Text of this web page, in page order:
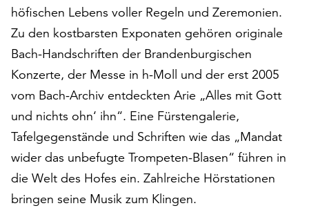
die
Schaltfläche
„Cookie-
Einstellungen“
zur
Verfügung.
Funktionale
Cookies
werden
auch
ohne
Ihr
Einverständnis
höfischen Lebens voller Regeln und Zeremonien.
Zu den kostbarsten Exponaten gehören originale
Bach-Handschriften der Brandenburgischen
Konzerte, der Messe in h-Moll und der erst 2005
vom Bach-Archiv entdeckten Arie „Alles mit Gott
und nichts ohn‘ ihn“. Eine Fürstengalerie,
Tafelgegenstände und Schriften wie das „Mandat
wider das unbefugte Trompeten-Blasen“ führen in
die Welt des Hofes ein. Zahlreiche Hörstationen
bringen seine Musik zum Klingen.